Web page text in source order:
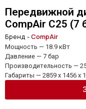
Передвижной
CompAir C25 (7
Бренд -CompAir
Мощность — 18.9 кВт
Давление — 7 бар
Производительность —
Габариты — 2859 x 1456 x